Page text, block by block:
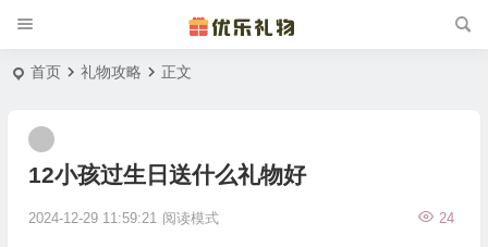
首页 礼物攻略 正文
12小孩过生日送什么礼物好
2024-12-29 11:59:21 24
阅读模式